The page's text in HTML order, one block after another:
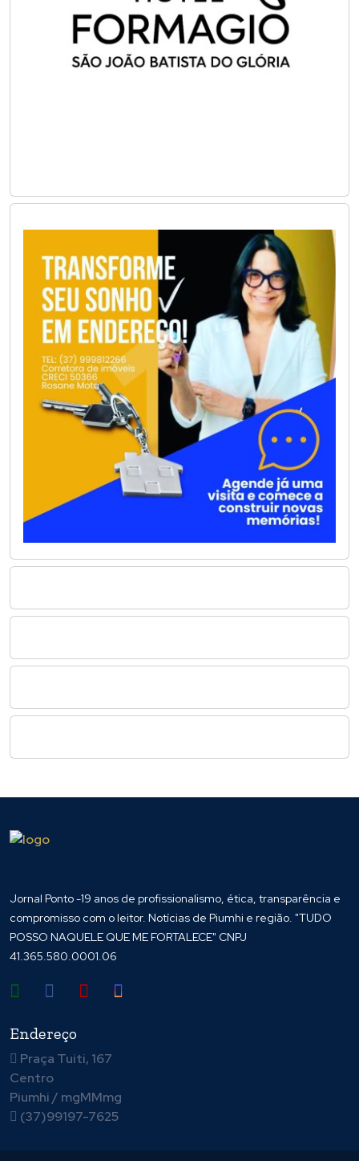
Jornal Ponto -19 anos de profissionalismo, ética, transparência e
compromisso com o leitor. Notícias de Piumhi e região. "TUDO
POSSO NAQUELE QUE ME FORTALECE" CNPJ
41.365.580.0001.06
Endereço
Praça Tuiti, 167
Centro
Piumhi / mgMMmg
(37)99197-7625